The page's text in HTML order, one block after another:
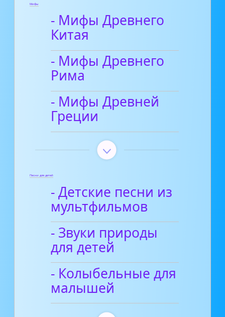
Мифы
- Мифы Древнего
Китая
- Мифы Древнего
Рима
- Мифы Древней
Греции
Песни для детей
- Детские песни из
мультфильмов
- Звуки природы
для детей
- Колыбельные для
малышей